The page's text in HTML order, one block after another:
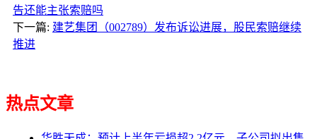
告还能主张索赔吗
下一篇: 建艺集团（002789）发布诉讼进展，股民索赔继续
推进
热点文章